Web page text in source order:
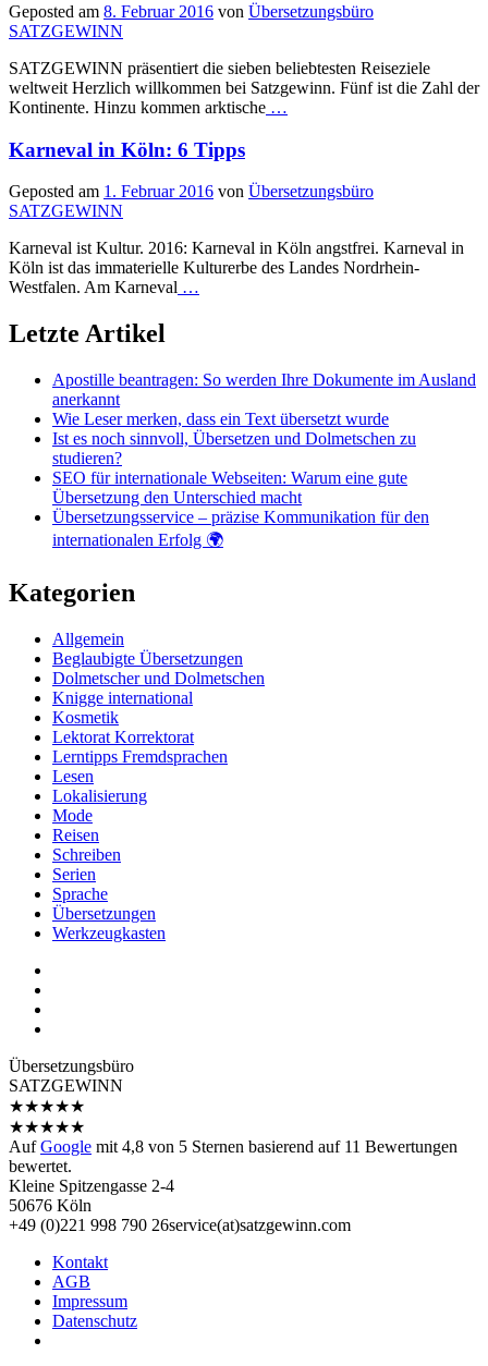
Geposted am 8. Februar 2016 von Übersetzungsbüro
SATZGEWINN
SATZGEWINN präsentiert die sieben beliebtesten Reiseziele
weltweit Herzlich willkommen bei Satzgewinn. Fünf ist die Zahl der
Kontinente. Hinzu kommen arktische …
Karneval in Köln: 6 Tipps
Geposted am 1. Februar 2016 von Übersetzungsbüro
SATZGEWINN
Karneval ist Kultur. 2016: Karneval in Köln angstfrei. Karneval in
Köln ist das immaterielle Kulturerbe des Landes Nordrhein-
Westfalen. Am Karneval …
Letzte Artikel
Apostille beantragen: So werden Ihre Dokumente im Ausland
anerkannt
Wie Leser merken, dass ein Text übersetzt wurde
Ist es noch sinnvoll, Übersetzen und Dolmetschen zu
studieren?
SEO für internationale Webseiten: Warum eine gute
Übersetzung den Unterschied macht
Übersetzungsservice – präzise Kommunikation für den
internationalen Erfolg 🌍
Kategorien
Allgemein
Beglaubigte Übersetzungen
Dolmetscher und Dolmetschen
Knigge international
Kosmetik
Lektorat Korrektorat
Lerntipps Fremdsprachen
Lesen
Lokalisierung
Mode
Reisen
Schreiben
Serien
Sprache
Übersetzungen
Werkzeugkasten
Übersetzungs­büro
SATZGEWINN
★★★★★
★★★★★
AufGoogle mit 4,8 von 5 Sternen basierend auf 11 Bewertungen
bewertet.
Kleine Spitzengasse 2-4
50676 Köln
+49 (0)221 998 790 26service(at)satz­gewinn.com
Kontakt
AGB
Impressum
Datenschutz